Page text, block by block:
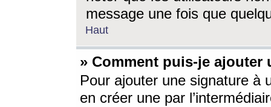
message une fois que
Haut
» Comment puis-je ajouter
Pour ajouter une signature à
en créer une par